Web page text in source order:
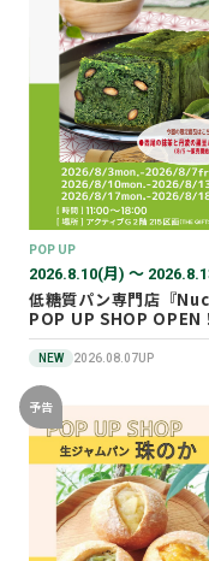
POP UP
2026.8.10(月) 〜
低糖質パン専門店『
POP UP SHOP OPEN！
NEW 2026.08.07UP
予告